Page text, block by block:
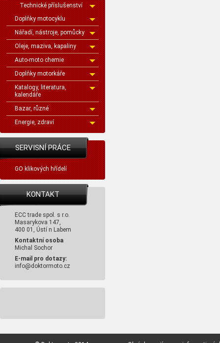
Technické příslušenství
Doplňky motocyklu
Nářadí, nástroje, pomůcky
Oleje, maziva, kapaliny
Auto-moto chemie
Doplňky motorkáře
Katalogy, literatura,
kalendáře
Bazar, různé
Energie, zdraví
SERVISNÍ PRÁCE
GO klikových hřídelí
KONTAKT
ECC trade spol. s r.o.
Masarykova 147,
400 01, Ústí n Labem
Kontaktní osoba
Michal Sochor
E-mail pro dotazy:
info@doktormoto.cz